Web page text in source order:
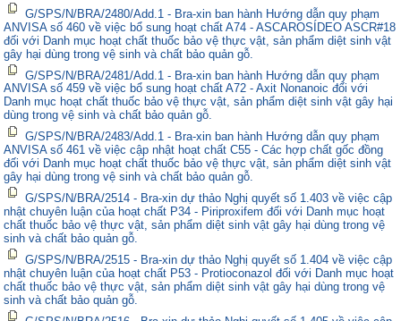
G/SPS/N/BRA/2480/Add.1 - Bra-xin ban hành Hướng dẫn quy phạm
ANVISA số 460 về việc bổ sung hoạt chất A74 - ASCAROSÍDEO ASCR#18
đối với Danh mục hoạt chất thuốc bảo vệ thực vật, sản phẩm diệt sinh vật
gây hại dùng trong vệ sinh và chất bảo quản gỗ.
G/SPS/N/BRA/2481/Add.1 - Bra-xin ban hành Hướng dẫn quy phạm
ANVISA số 459 về việc bổ sung hoạt chất A72 - Axit Nonanoic đối với
Danh mục hoạt chất thuốc bảo vệ thực vật, sản phẩm diệt sinh vật gây hại
dùng trong vệ sinh và chất bảo quản gỗ.
G/SPS/N/BRA/2483/Add.1 - Bra-xin ban hành Hướng dẫn quy phạm
ANVISA số 461 về việc cập nhật hoạt chất C55 - Các hợp chất gốc đồng
đối với Danh mục hoạt chất thuốc bảo vệ thực vật, sản phẩm diệt sinh vật
gây hại dùng trong vệ sinh và chất bảo quản gỗ.
G/SPS/N/BRA/2514 - Bra-xin dự thảo Nghị quyết số 1.403 về việc cập
nhật chuyên luận của hoạt chất P34 - Piriproxifem đối với Danh mục hoạt
chất thuốc bảo vệ thực vật, sản phẩm diệt sinh vật gây hại dùng trong vệ
sinh và chất bảo quản gỗ.
G/SPS/N/BRA/2515 - Bra-xin dự thảo Nghị quyết số 1.404 về việc cập
nhật chuyên luận của hoạt chất P53 - Protioconazol đối với Danh mục hoạt
chất thuốc bảo vệ thực vật, sản phẩm diệt sinh vật gây hại dùng trong vệ
sinh và chất bảo quản gỗ.